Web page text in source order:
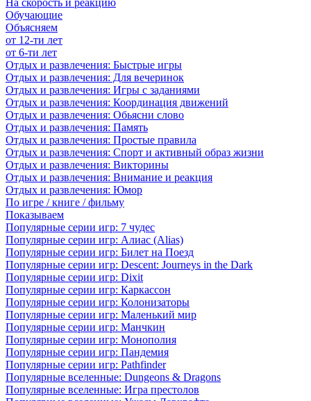
На скорость и реакцию
Обучающие
Объясняем
от 12-ти лет
от 6-ти лет
Отдых и развлечения: Быстрые игры
Отдых и развлечения: Для вечеринок
Отдых и развлечения: Игры с заданиями
Отдых и развлечения: Координация движений
Отдых и развлечения: Обьясни слово
Отдых и развлечения: Память
Отдых и развлечения: Простые правила
Отдых и развлечения: Спорт и активный образ жизни
Отдых и развлечения: Викторины
Отдых и развлечения: Внимание и реакция
Отдых и развлечения: Юмор
По игре / книге / фильму
Показываем
Популярные серии игр: 7 чудес
Популярные серии игр: Алиас (Alias)
Популярные серии игр: Билет на Поезд
Популярные серии игр: Descent: Journeys in the Dark
Популярные серии игр: Dixit
Популярные серии игр: Каркассон
Популярные серии игр: Колонизаторы
Популярные серии игр: Маленький мир
Популярные серии игр: Манчкин
Популярные серии игр: Монополия
Популярные серии игр: Пандемия
Популярные серии игр: Pathfinder
Популярные вселенные: Dungeons & Dragons
Популярные вселенные: Игра престолов